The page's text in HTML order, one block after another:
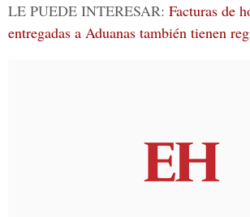
LE PUEDE INTERESAR: Facturas de
entregadas a Aduanas también tienen